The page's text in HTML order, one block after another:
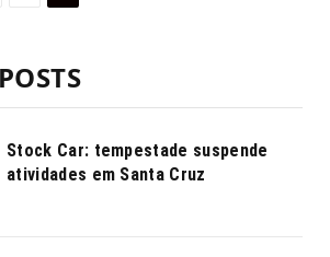
Stock Car: tempestade suspende
atividades em Santa Cruz